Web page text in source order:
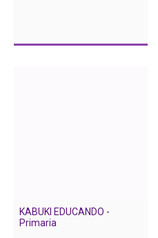
KABUKI EDUCANDO -
Primaria